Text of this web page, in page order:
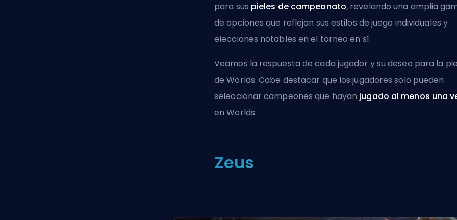
para sus pieles de campeonato, revelando una amplia
de opciones que reflejan sus estilos de juego individuales y
elecciones notables en el torneo en sí.
Veamos la respuesta de cada jugador y su deseo para la
de Worlds. Cabe destacar que los jugadores solo pueden
seleccionar campeones que hayan jugado al menos una
en Worlds.
Zeus